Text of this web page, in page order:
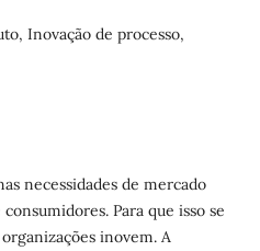
Inovação de processo,
necessidades de mercado
Para que isso se
inovem. A